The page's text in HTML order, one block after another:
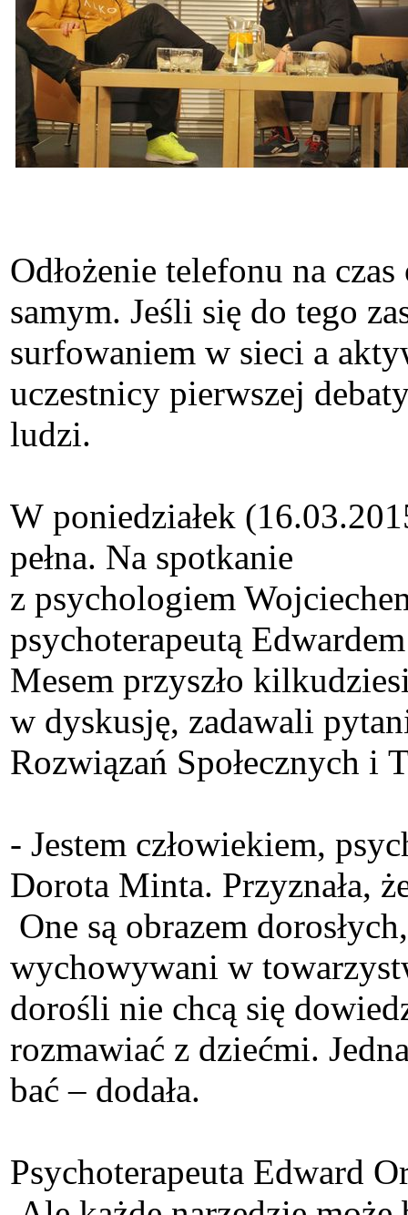
Odłożenie telefonu na
samym. Jeśli się do tego
surfowaniem w sieci a
uczestnicy pierwszej
ludzi.
W poniedziałek
pełna. Na spotkanie
z psychologiem
psychoterapeutą
Mesem przyszło
w dyskusję, zadawali
Rozwiązań Społecznych i
- Jestem człowiekiem,
Dorota Minta. Przyznała,
One są obrazem
wychowywani w
dorośli nie chcą się
rozmawiać z dziećmi.
bać – dodała.
Psychoterapeuta Edward